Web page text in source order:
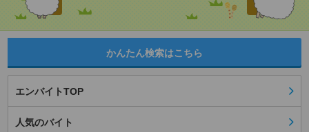
かんたん検索はこちら
エンバイトTOP
人気のバイト